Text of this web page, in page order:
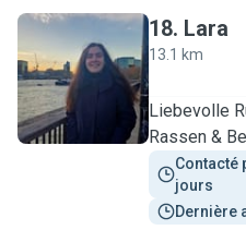
L
18. Lara
13.1 km
Liebevolle
Rassen &
Contacté
jours
Dernière